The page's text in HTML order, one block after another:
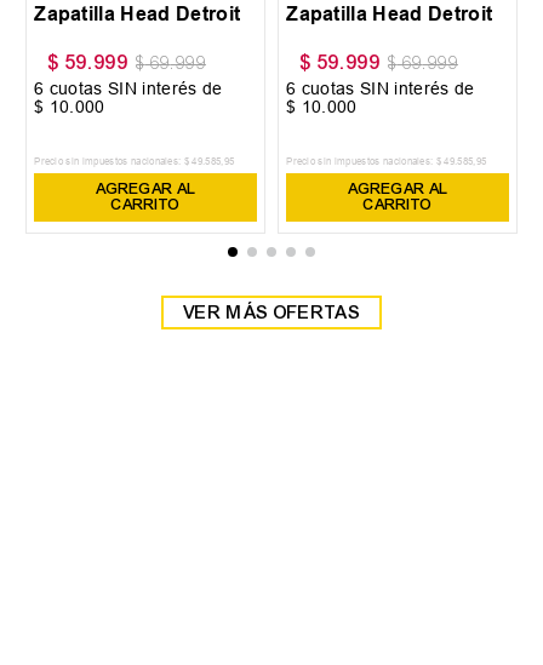
Zapatilla Head Detroit
$ 59.999 $ 69.999
6 cuotas SIN interés de
$ 10 000
Precio sin impuestos nacionales: $ 49 .585 95
AGREGAR AL
CARRITO
Zapatilla Head Detroit
$ 59.999 $ 69.999
6 cuotas SIN interés de
$ 10 000
Precio sin impuestos nacionales: $ 49 .585 95
AGREGAR AL
CARRITO
VER MÁS OFERTAS